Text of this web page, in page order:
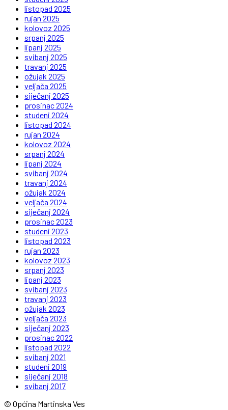
listopad 2025
rujan 2025
kolovoz 2025
srpanj 2025
lipanj 2025
svibanj 2025
travanj 2025
ožujak 2025
veljača 2025
siječanj 2025
prosinac 2024
studeni 2024
listopad 2024
rujan 2024
kolovoz 2024
srpanj 2024
lipanj 2024
svibanj 2024
travanj 2024
ožujak 2024
veljača 2024
siječanj 2024
prosinac 2023
studeni 2023
listopad 2023
rujan 2023
kolovoz 2023
srpanj 2023
lipanj 2023
svibanj 2023
travanj 2023
ožujak 2023
veljača 2023
siječanj 2023
prosinac 2022
listopad 2022
svibanj 2021
studeni 2019
siječanj 2018
svibanj 2017
© Općina Martinska Ves